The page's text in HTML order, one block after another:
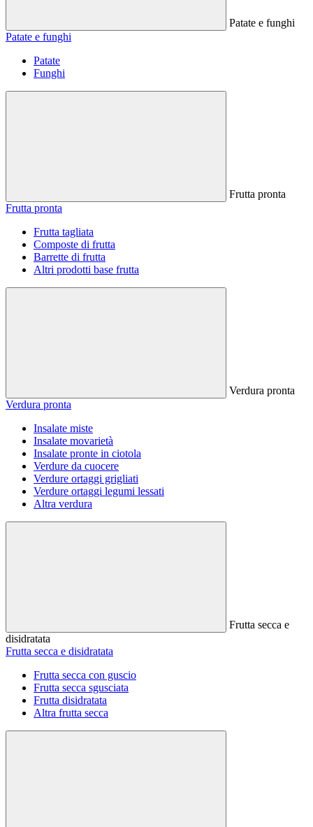
Patate e funghi
Patate e funghi
Patate
Funghi
Frutta pronta
Frutta pronta
Frutta tagliata
Composte di frutta
Barrette di frutta
Altri prodotti base frutta
Verdura pronta
Verdura pronta
Insalate miste
Insalate movarietà
Insalate pronte in ciotola
Verdure da cuocere
Verdure ortaggi grigliati
Verdure ortaggi legumi lessati
Altra verdura
Frutta secca e
disidratata
Frutta secca e disidratata
Frutta secca con guscio
Frutta secca sgusciata
Frutta disidratata
Altra frutta secca